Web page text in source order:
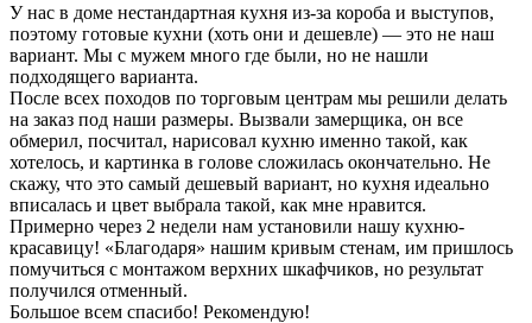
У нас в доме нестандартная кухня из-за короба и выступов,
поэтому готовые кухни (хоть они и дешевле) — это не наш
вариант. Мы с мужем много где были, но не нашли
подходящего варианта.
После всех походов по торговым центрам мы решили делать
на заказ под наши размеры. Вызвали замерщика, он все
обмерил, посчитал, нарисовал кухню именно такой, как
хотелось, и картинка в голове сложилась окончательно. Не
скажу, что это самый дешевый вариант, но кухня идеально
вписалась и цвет выбрала такой, как мне нравится.
Примерно через 2 недели нам установили нашу кухню-
красавицу! «Благодаря» нашим кривым стенам, им пришлось
помучиться с монтажом верхних шкафчиков, но результат
получился отменный.
Большое всем спасибо! Рекомендую!